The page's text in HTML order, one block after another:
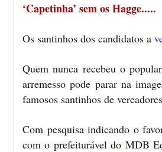
‘Capetinha’ sem os Hagge.....
Os santinhos dos candidatos a
Quem nunca recebeu o
arremesso pode parar na
famosos santinhos de
Com pesquisa indicando o
com o prefeiturável do MDB